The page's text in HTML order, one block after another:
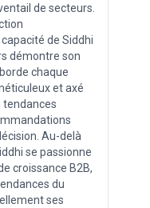
de secteurs.
de Siddhi
démontre son
chaque
et axé
tendances
Au-delà
se passionne
croissance B2B,
du
ses